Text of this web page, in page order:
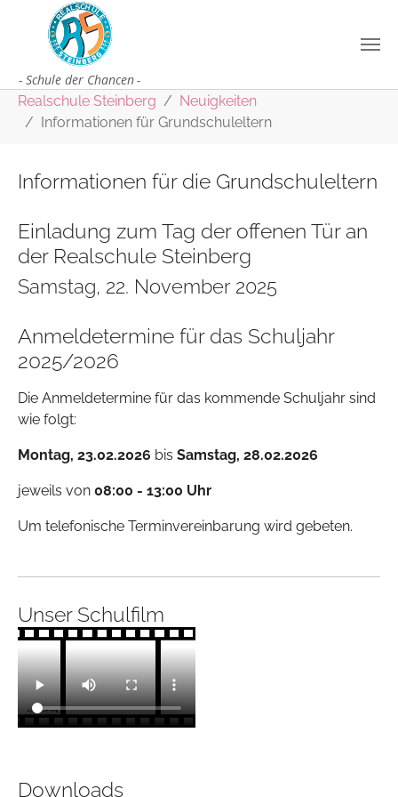
Zum Hauptinhalt springen
Sie sind hier:
Realschule Steinberg
Neuigkeiten
Informationen für Grundschuleltern
Informationen für die Grundschuleltern
Einladung zum Tag der offenen Tür an
der Realschule Steinberg
Samstag, 22. November 2025
Anmeldetermine für das Schuljahr
2025/2026
Die Anmeldetermine für das kommende Schuljahr sind
wie folgt:
Montag, 23.02.2026 bis Samstag, 28.02.2026
jeweils von 08:00 - 13:00 Uhr
Um telefonische Terminvereinbarung wird gebeten.
Unser Schulfilm
Downloads